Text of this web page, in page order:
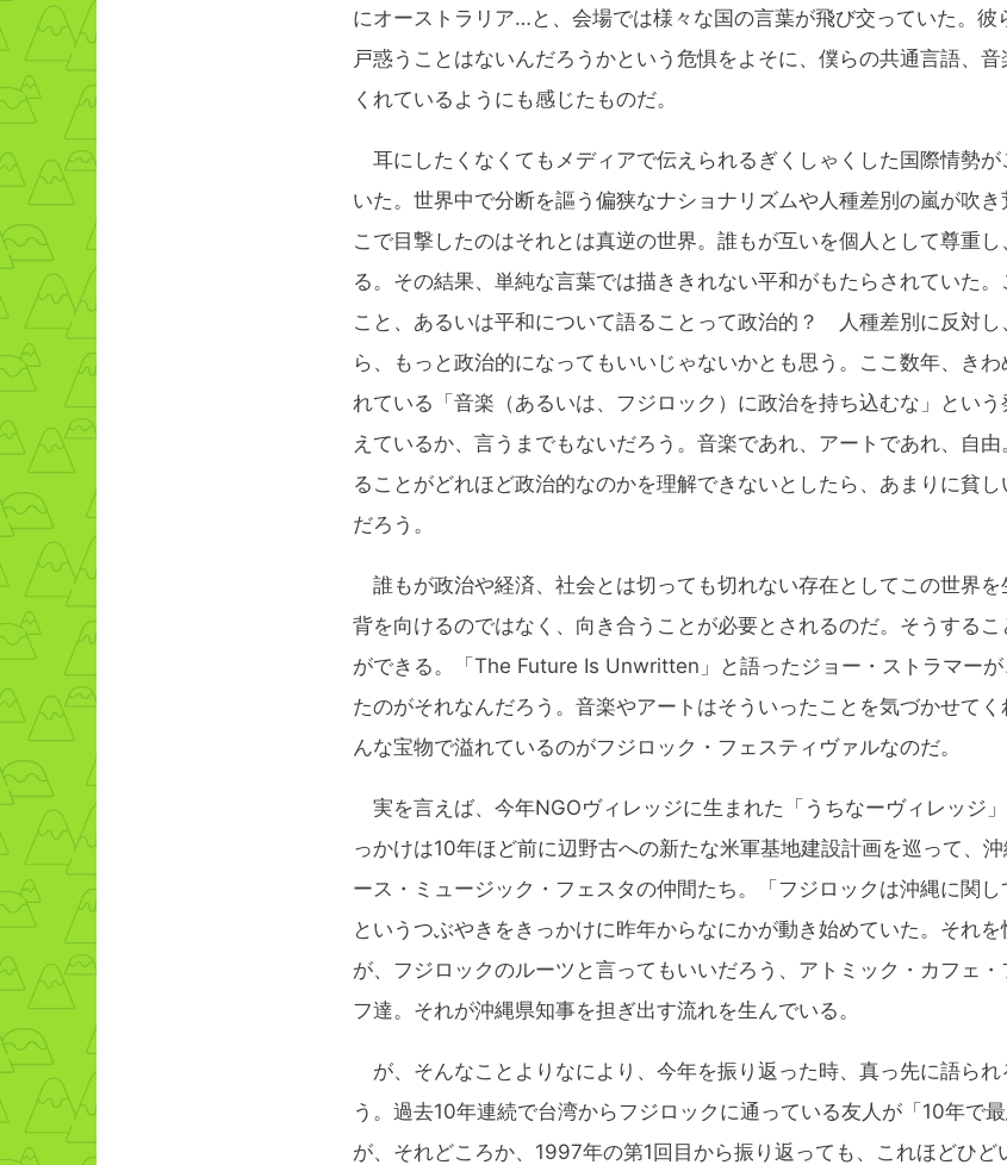
にオーストラリア…と、会場では様々な国の言葉が飛び交っていた。彼
戸惑うことはないんだろうかという危惧をよそに、僕らの共通言語、
くれているようにも感じたものだ。
耳にしたくなくてもメディアで伝えられるぎくしゃくした国際情勢が
いた。世界中で分断を謳う偏狭なナショナリズムや人種差別の嵐が吹き
こで目撃したのはそれとは真逆の世界。誰もが互いを個人として尊重
る。その結果、単純な言葉では描ききれない平和がもたらされていた
こと、あるいは平和について語ることって政治的？ 人種差別に反対し
ら、もっと政治的になってもいいじゃないかとも思う。ここ数年、き
れている「音楽（あるいは、フジロック）に政治を持ち込むな」とい
えているか、言うまでもないだろう。音楽であれ、アートであれ、自
ることがどれほど政治的なのかを理解できないとしたら、あまりに貧
だろう。
誰もが政治や経済、社会とは切っても切れない存在としてこの世界を
背を向けるのではなく、向き合うことが必要とされるのだ。そうする
ができる。「The Future Is Unwritten」と語ったジョー・ストラマー
たのがそれなんだろう。音楽やアートはそういったことを気づかせて
んな宝物で溢れているのがフジロック・フェスティヴァルなのだ。
実を言えば、今年NGOヴィレッジに生まれた「うちなーヴィレッジ
っかけは10年ほど前に辺野古への新たな米軍基地建設計画を巡って、
ース・ミュージック・フェスタの仲間たち。「フジロックは沖縄に関し
というつぶやきをきっかけに昨年からなにかが動き始めていた。それ
が、フジロックのルーツと言ってもいいだろう、アトミック・カフェ
フ達。それが沖縄県知事を担ぎ出す流れを生んでいる。
が、そんなことよりなにより、今年を振り返った時、真っ先に語られ
う。過去10年連続で台湾からフジロックに通っている友人が「10年で
が、それどころか、1997年の第1回目から振り返っても、これほどひど